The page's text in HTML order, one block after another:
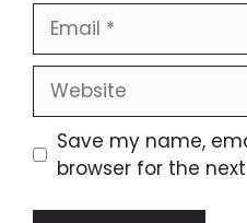
Email
Website
Save my name,
browser for the